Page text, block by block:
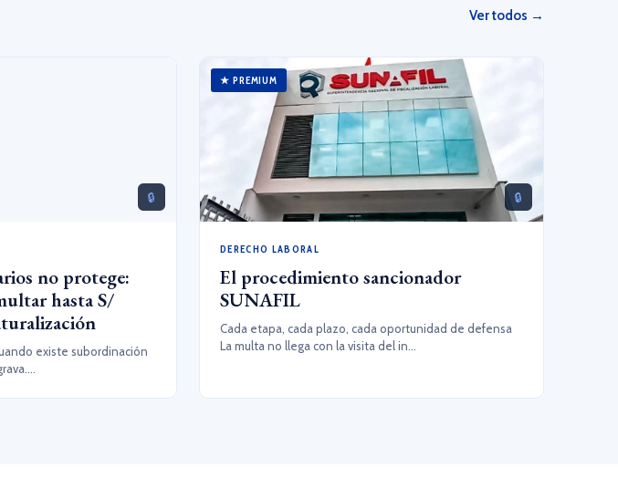
Ver todos →
🔒
no protege:
hasta S/
existe subordinación
★ PREMIUM
🔒
DERECHO LABORAL
El procedimiento sancionador
SUNAFIL
Cada etapa, cada plazo, cada oportunidad de defensa
La multa no llega con la visita del in...